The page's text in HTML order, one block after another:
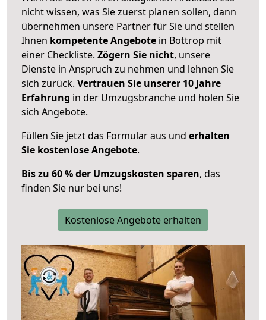
nicht wissen, was Sie zuerst planen sollen, dann
übernehmen unsere Partner für Sie und stellen
Ihnen kompetente Angebote in Bottrop mit
einer Checkliste. Zögern Sie nicht, unsere
Dienste in Anspruch zu nehmen und lehnen Sie
sich zurück. Vertrauen Sie unserer 10 Jahre
Erfahrung in der Umzugsbranche und holen Sie
sich Angebote.
Füllen Sie jetzt das Formular aus und erhalten
Sie kostenlose Angebote.
Bis zu 60 % der Umzugskosten sparen, das
finden Sie nur bei uns!
Kostenlose Angebote erhalten